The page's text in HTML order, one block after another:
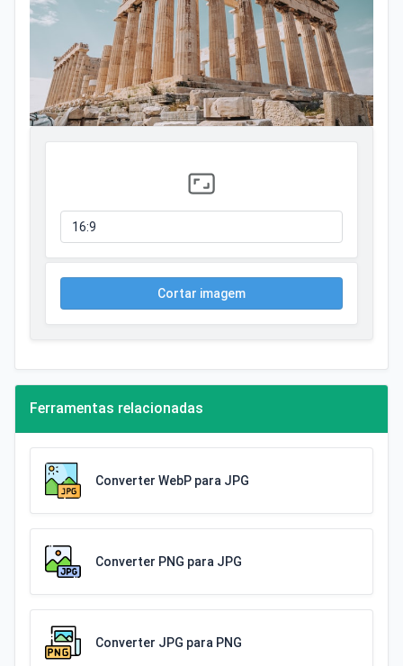
Cortar imagem
Ferramentas relacionadas
Converter WebP para JPG
Converter PNG para JPG
Converter JPG para PNG